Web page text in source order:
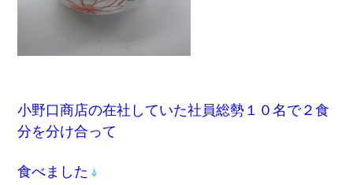
小野口商店の在社していた社員総勢１０名で２食
分を分け合って
食べました